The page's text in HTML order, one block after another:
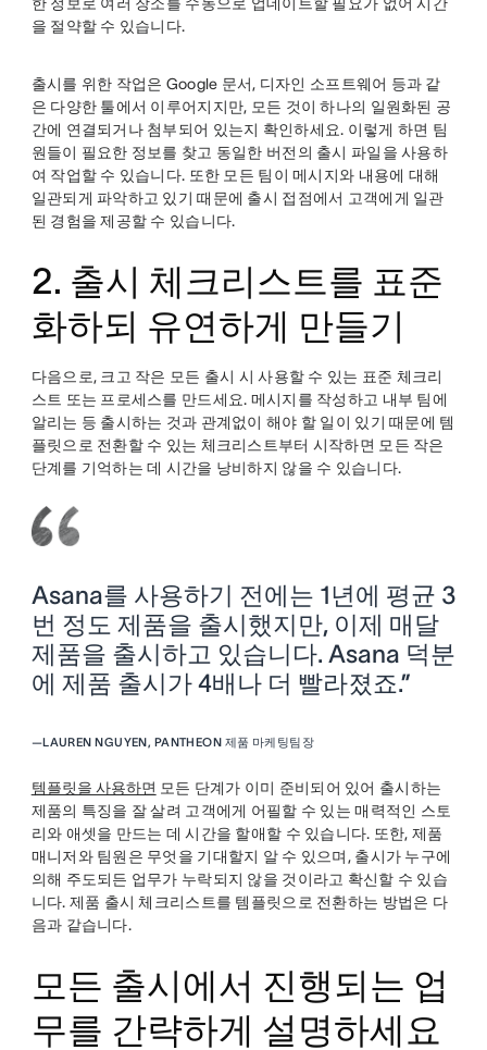
을 절약할 수 있습니다.
출시를 위한 작업은 Google 문서, 디자인 소프트웨어 등과 같
은 다양한 툴에서 이루어지지만, 모든 것이 하나의 일원화된 공
간에 연결되거나 첨부되어 있는지 확인하세요. 이렇게 하면 팀
원들이 필요한 정보를 찾고 동일한 버전의 출시 파일을 사용하
여 작업할 수 있습니다. 또한 모든 팀이 메시지와 내용에 대해
일관되게 파악하고 있기 때문에 출시 접점에서 고객에게 일관
된 경험을 제공할 수 있습니다.
2. 출시 체크리스트를 표준
화하되 유연하게 만들기
다음으로, 크고 작은 모든 출시 시 사용할 수 있는 표준 체크리
스트 또는 프로세스를 만드세요. 메시지를 작성하고 내부 팀에
알리는 등 출시하는 것과 관계없이 해야 할 일이 있기 때문에 템
플릿으로 전환할 수 있는 체크리스트부터 시작하면 모든 작은
단계를 기억하는 데 시간을 낭비하지 않을 수 있습니다.
Asana를 사용하기 전에는 1년에 평균 3
번 정도 제품을 출시했지만, 이제 매달
제품을 출시하고 있습니다. Asana 덕분
에 제품 출시가 4배나 더 빨라졌죠.”
—LAUREN NGUYEN, PANTHEON 제품 마케팅팀장
템플릿을 사용하면 모든 단계가 이미 준비되어 있어 출시하는
제품의 특징을 잘 살려 고객에게 어필할 수 있는 매력적인 스토
리와 애셋을 만드는 데 시간을 할애할 수 있습니다. 또한, 제품
매니저와 팀원은 무엇을 기대할지 알 수 있으며, 출시가 누구에
의해 주도되든 업무가 누락되지 않을 것이라고 확신할 수 있습
니다. 제품 출시 체크리스트를 템플릿으로 전환하는 방법은 다
음과 같습니다.
모든 출시에서 진행되는 업
무를 간략하게 설명하세요